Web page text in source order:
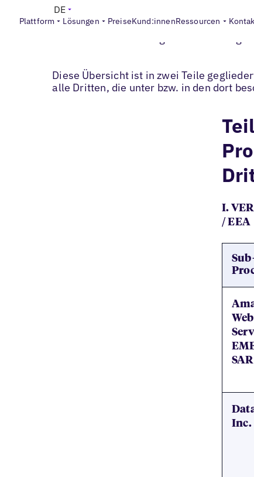
Plattform Lösungen PreiseKund:innenRessourcen
DE
Für die Verarbeitung
Diese Übersicht ist in zwei Teile
alle Dritten, die unter bzw. in den dort
I.
/ EEA
Web
Inc.